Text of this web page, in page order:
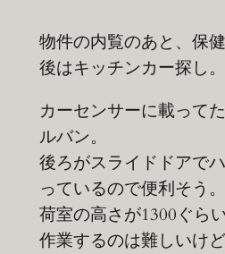
物件の内覧のあと、保
後はキッチンカー探し。
カーセンサーに載って
ルバン。
後ろがスライドドアで
っているので便利そう。
荷室の高さが1300ぐら
作業するのは難しいけ